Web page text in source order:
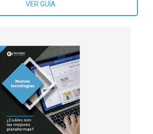
VER GUÍA